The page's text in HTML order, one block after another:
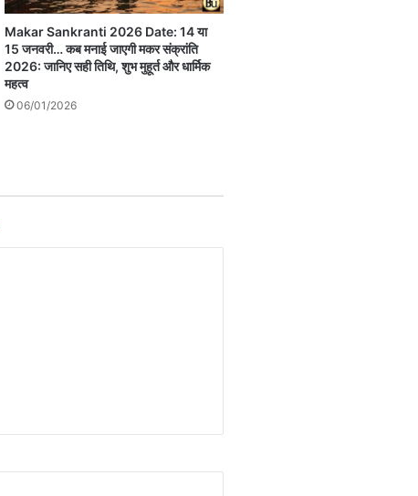
Makar Sankranti 2026 Date: 14 या
15 जनवरी… कब मनाई जाएगी मकर संक्रांति
2026: जानिए सही तिथि, शुभ मुहूर्त और धार्मिक
महत्व
06/01/2026